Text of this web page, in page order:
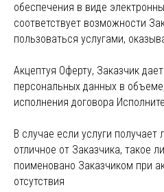
обеспечения в виде
соответствует возможности
пользоваться услугами,
Акцептуя Оферту, Заказчик
персональных данных в
исполнения договора
В случае если услуги получает
отличное от Заказчика, такое
поименовано Заказчиком при
отсутствия